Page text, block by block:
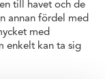
till havet och de
annan fördel med
med
enkelt kan ta sig